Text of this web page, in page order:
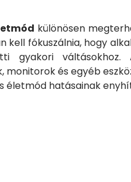
különösen
kell fókuszálnia, hogy
gyakori
monitorok és egyéb
életmód hatásainak